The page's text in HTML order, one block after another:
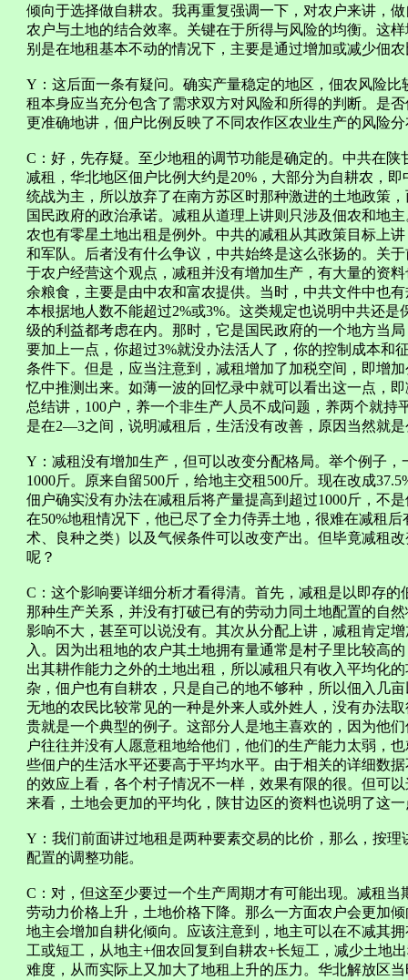
倾向于选择做自耕农。我再重复强调一下，对农户来讲，
农户与土地的结合效率。关键在于所得与风险的均衡。这
别是在地租基本不动的情况下，主要是通过增加或减少佃
Y：这后面一条有疑问。确实产量稳定的地区，佃农风险
租本身应当充分包含了需求双方对风险和所得的判断。是
更准确地讲，佃户比例反映了不同农作区农业生产的风险
C：好，先存疑。至少地租的调节功能是确定的。中共在
减租，华北地区佃户比例大约是20%，大部分为自耕农，
统战为主，所以放弃了在南方苏区时那种激进的土地政策
国民政府的政治承诺。减租从道理上讲则只涉及佃农和地
农也有零星土地出租是例外。中共的减租从其政策目标上
和军队。后者没有什么争议，中共始终是这么张扬的。关
于农户经营这个观点，减租并没有增加生产，有大量的资
余粮食，主要是由中农和富农提供。当时，中共文件中也
本根据地人数不能超过2%或3%。这类规定也说明中共还
级的利益都考虑在内。那时，它是国民政府的一个地方当
要加上一点，你超过3%就没办法活人了，你的控制成本和
条件下。但是，应当注意到，减租增加了加税空间，即增
忆中推测出来。如薄一波的回忆录中就可以看出这一点，
总结讲，100户，养一个非生产人员不成问题，养两个就
是在2—3之间，说明减租后，生活没有改善，原因当然就
Y：减租没有增加生产，但可以改变分配格局。举个例子
1000斤。原来自留500斤，给地主交租500斤。现在改成
佃户确实没有办法在减租后将产量提高到超过1000斤，不
在50%地租情况下，他已尽了全力侍弄土地，很难在减租
术、良种之类）以及气候条件可以改变产出。但毕竟减租
呢？
C：这个影响要详细分析才看得清。首先，减租是以即存
那种生产关系，并没有打破已有的劳动力同土地配置的自
影响不大，甚至可以说没有。其次从分配上讲，减租肯定
入。因为出租地的农户其土地拥有量通常是村子里比较高
出其耕作能力之外的土地出租，所以减租只有收入平均化
杂，佃户也有自耕农，只是自己的地不够种，所以佃入几
无地的农民比较常见的一种是外来人或外姓人，没有办法
贵就是一个典型的例子。这部分人是地主喜欢的，因为他
户往往并没有人愿意租地给他们，他们的生产能力太弱，
些佃户的生活水平还要高于平均水平。由于相关的详细数
的效应上看，各个村子情况不一样，效果有限的很。但可
来看，土地会更加的平均化，陕甘边区的资料也说明了这
Y：我们前面讲过地租是两种要素交易的比价，那么，按
配置的调整功能。
C：对，但这至少要过一个生产周期才有可能出现。减租
劳动力价格上升，土地价格下降。那么一方面农户会更加
地主会增加自耕化倾向。应该注意到，地主可以在不减其
工或短工，从地主+佃农回复到自耕农+长短工，减少土地
难度，从而实际上又加大了地租上升的压力。华北解放区